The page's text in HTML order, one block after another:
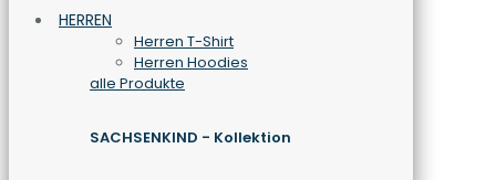
HERREN
Herren T-Shirt
Herren Hoodies
alle Produkte
SACHSENKIND - Kollektion